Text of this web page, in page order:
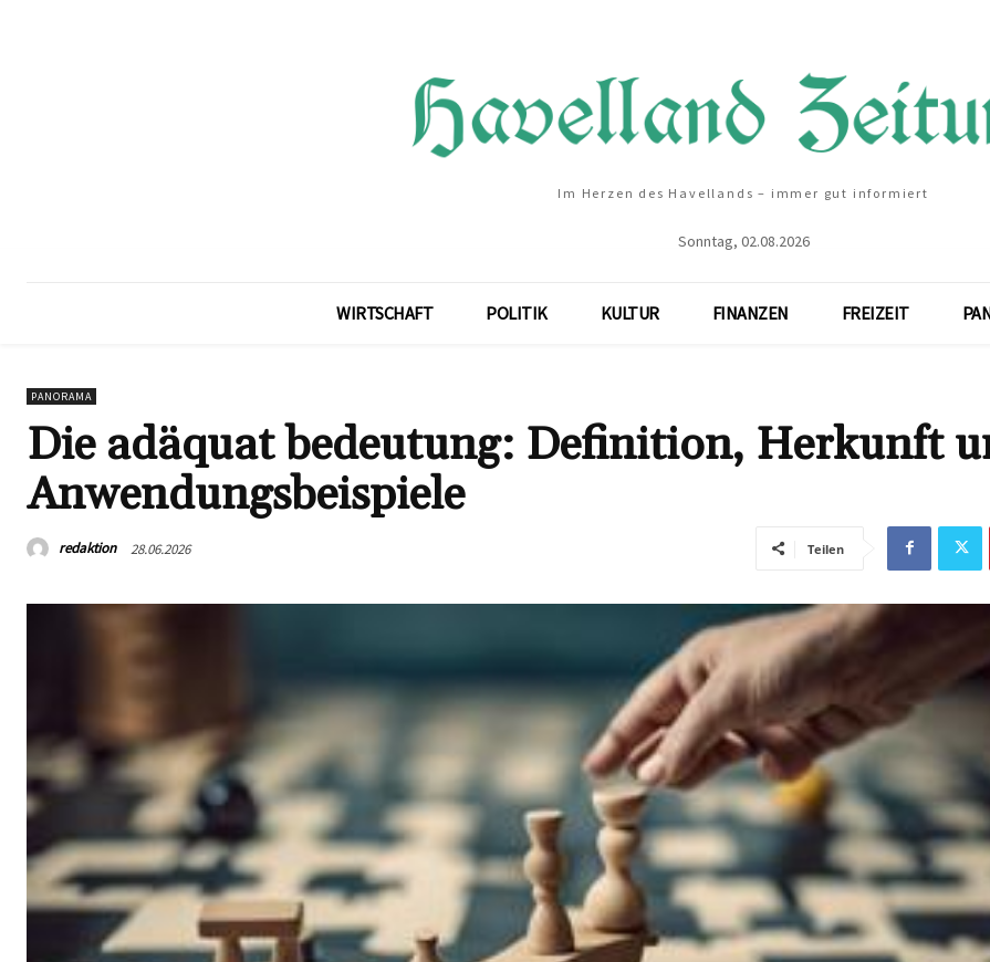
Im Herzen des Havellands – immer gut informiert
Sonntag, 02.08.2026
WIRTSCHAFT POLITIK KULTUR FINANZEN FREIZEIT
PANORAMA
Die adäquat bedeutung: Definition, Herkunft
Anwendungsbeispiele
redaktion 28.06.2026 Teilen